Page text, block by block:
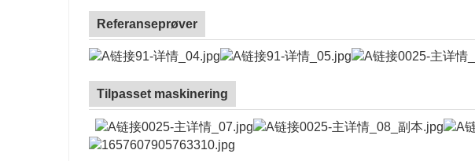
Referanseprøver
Tilpasset maskinering